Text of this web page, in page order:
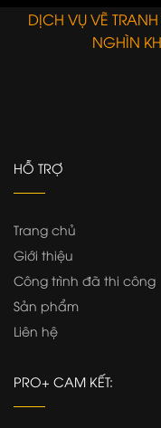
DỊCH VỤ VẼ
NGHÌN
HỖ TRỢ
Trang chủ
Giới thiệu
Công trình đã thi công
Sản phẩm
Liên hệ
PRO+ CAM KẾT: